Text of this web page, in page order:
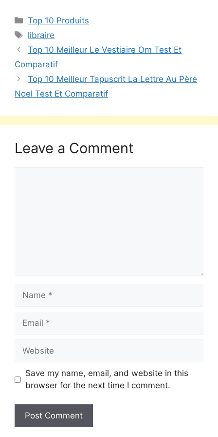
Top 10 Produits
libraire
Top 10 Meilleur Le Vestiaire Om Test Et
Comparatif
Top 10 Meilleur Tapuscrit La Lettre Au Père
Noel Test Et Comparatif
Leave a Comment
Save my name, email, and website in this
browser for the next time I comment.